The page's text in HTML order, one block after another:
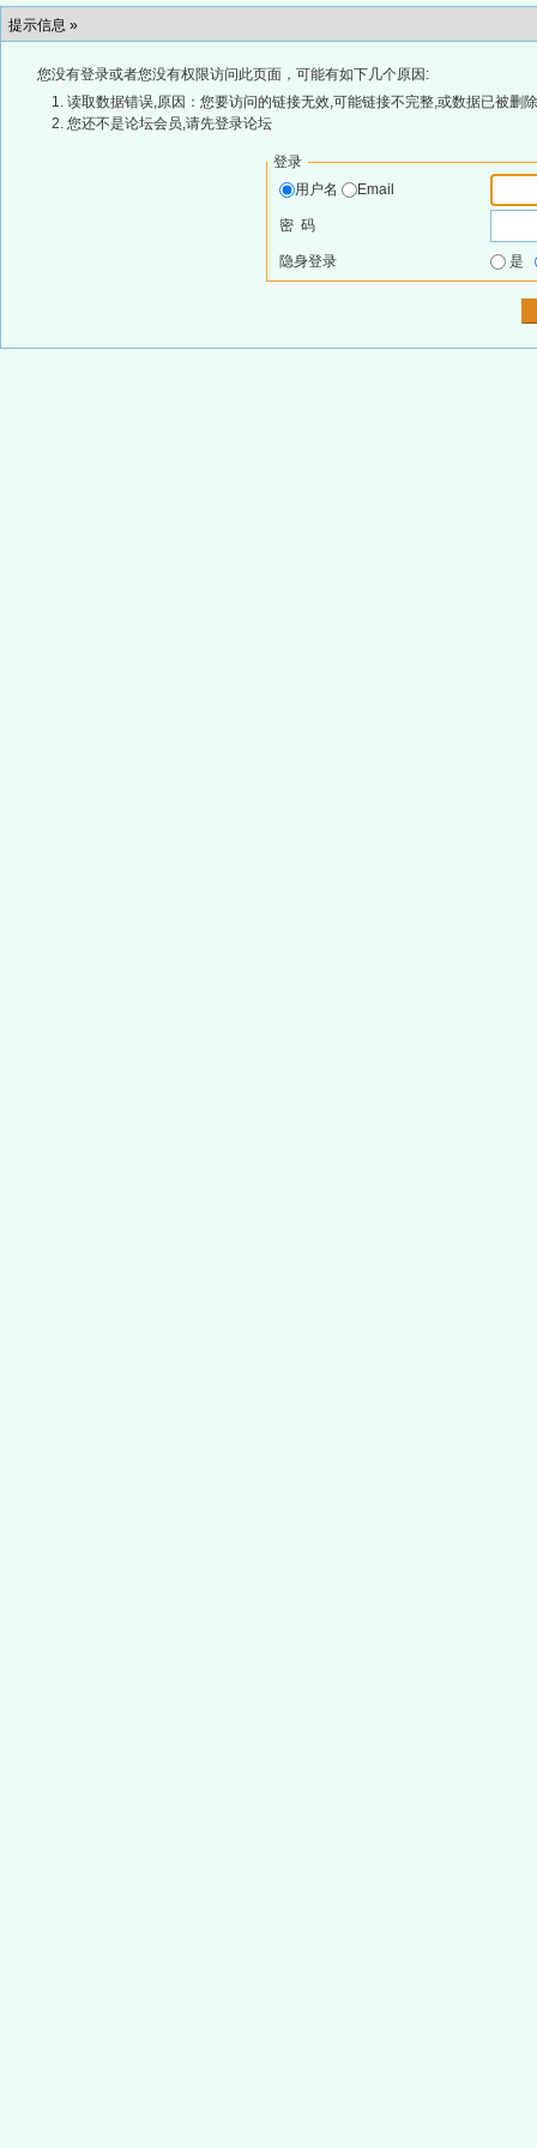
提示信息 »
您没有登录或者您没有权限访问此页面，可能有如下几个原因:
读取数据错误,原因：您要访问的链接无效,可能链接不完整,或数据已被删
您还不是论坛会员,请先登录论坛
登录
用户名
Email
密 码
隐身登录 是